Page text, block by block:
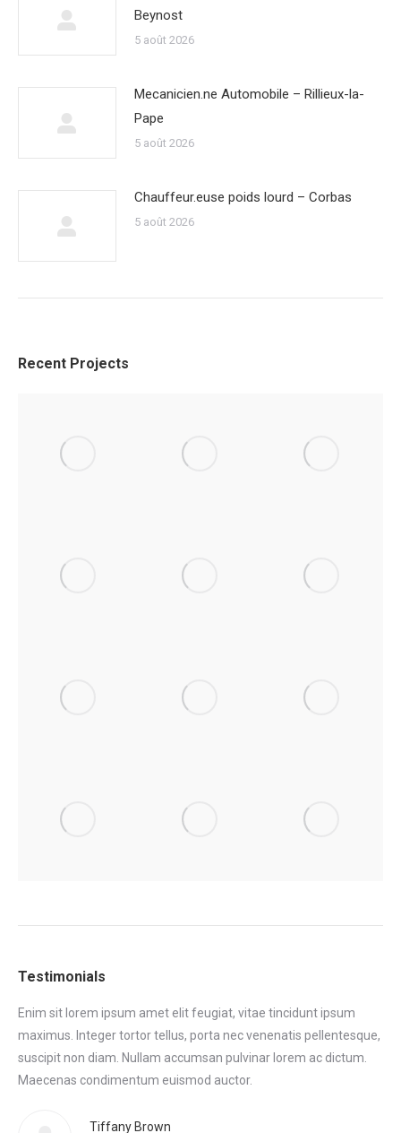
Beynost
5 août 2026
Mecanicien.ne Automobile – Rillieux-la-
Pape
5 août 2026
Chauffeur.euse poids lourd – Corbas
5 août 2026
Recent Projects
Testimonials
Enim sit lorem ipsum amet elit feugiat, vitae tincidunt ipsum
maximus. Integer tortor tellus, porta nec venenatis pellentesque,
suscipit non diam. Nullam accumsan pulvinar lorem ac dictum.
Maecenas condimentum euismod auctor.
Tiffany Brown